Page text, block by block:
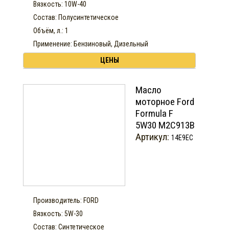
Вязкость: 10W-40
Состав: Полусинтетическое
Объём, л.: 1
Применение: Бензиновый, Дизельный
ЦЕНЫ
Масло
моторное Ford
Formula F
5W30 М2С913В
Артикул: 14E9EC
Производитель: FORD
Вязкость: 5W-30
Состав: Синтетическое